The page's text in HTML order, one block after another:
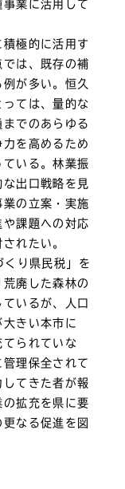
業に活用して
極的に活用す
は、既存の補
が多い。恒久
ては、量的な
でのあらゆる
を高めるため
いる。林業振
出口戦略を見
の立案・実施
課題への対応
れたい。
り県民税」を
廃した森林の
いるが、人口
きい本市に
てられていな
理保全されて
てきた者が報
拡充を県に要
なる促進を図